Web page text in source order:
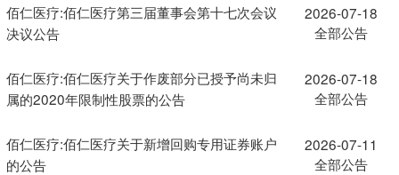
佰仁医疗:佰仁医疗第三届董事会第十七次会议
决议公告
2026-07-18
全部公告
佰仁医疗:佰仁医疗关于作废部分已授予尚未归
属的2020年限制性股票的公告
2026-07-18
全部公告
佰仁医疗:佰仁医疗关于新增回购专用证券账户
的公告
2026-07-11
全部公告